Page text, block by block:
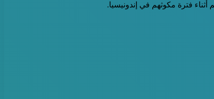
فترة مكوثهم في إندونيسيا.